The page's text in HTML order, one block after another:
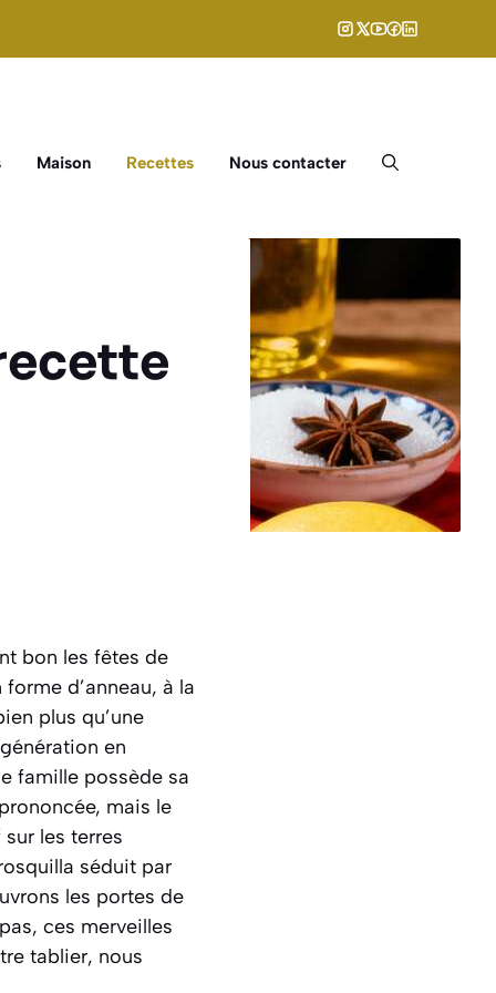
Maison Recettes Nous contacter
bon les fêtes de
d’anneau, à la
plus qu’une
en
famille possède sa
mais le
les terres
séduit par
les portes de
ces merveilles
tablier, nous